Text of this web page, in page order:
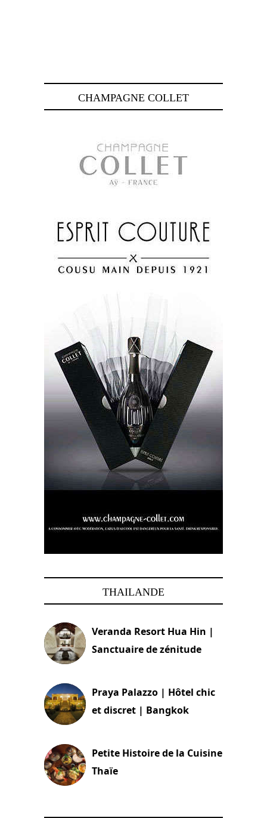
CHAMPAGNE COLLET
THAILANDE
Veranda Resort Hua Hin |
Sanctuaire de zénitude
Praya Palazzo | Hôtel chic
et discret | Bangkok
Petite Histoire de la Cuisine
Thaïe